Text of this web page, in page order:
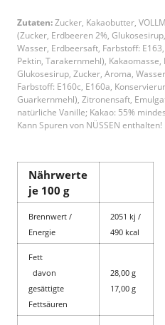
Zutaten:Zucker, Kakaobutter,
(Zucker, Erdbeeren 2%,
Wasser, Erdbeersaft, Farbstoff:
Pektin, Tarakernmehl),
Glukosesirup, Zucker, Aroma,
Farbstoff: E160c, E160a,
Guarkernmehl), Zitronensaft,
natürliche Vanille; Kakao: 55%
Kann Spuren von NÜSSEN enthalten!
Nährwerte
je 100 g
Brennwert /
Energie
2051 kj /
490 kcal
Fett
davon
gesättigte
Fettsäuren
28,00 g
17,00 g